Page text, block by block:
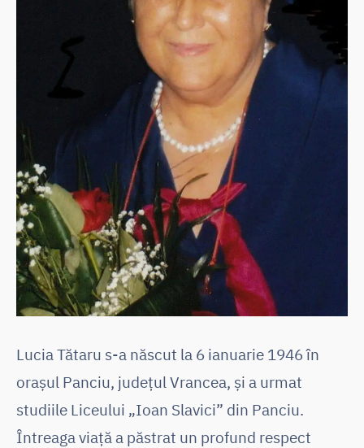
Lucia Tătaru s-a născut la 6 ianuarie 1946 în
orașul Panciu, județul Vrancea, și a urmat
studiile Liceului „Ioan Slavici” din Panciu.
Întreaga viață a păstrat un profund respect